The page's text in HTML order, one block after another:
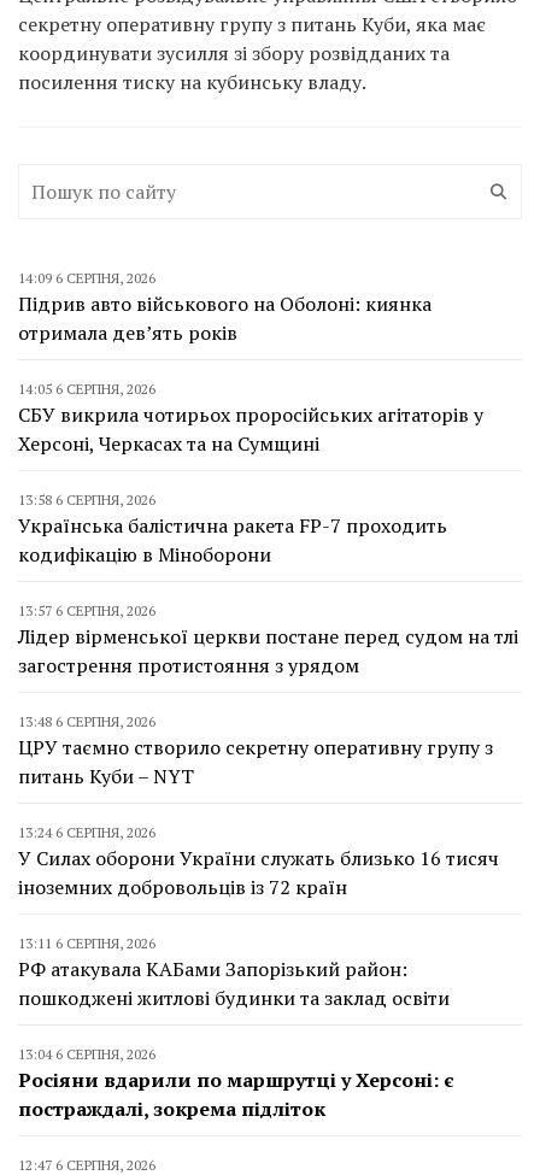
секретну оперативну групу з питань Куби, яка має
координувати зусилля зі збору розвідданих та
посилення тиску на кубинську владу.
14:09 6 СЕРПНЯ, 2026
Підрив авто військового на Оболоні: киянка
отримала дев’ять років
14:05 6 СЕРПНЯ, 2026
СБУ викрила чотирьох проросійських агітаторів у
Херсоні, Черкасах та на Сумщині
13:58 6 СЕРПНЯ, 2026
Українська балістична ракета FP-7 проходить
кодифікацію в Міноборони
13:57 6 СЕРПНЯ, 2026
Лідер вірменської церкви постане перед судом на тлі
загострення протистояння з урядом
13:48 6 СЕРПНЯ, 2026
ЦРУ таємно створило секретну оперативну групу з
питань Куби – NYT
13:24 6 СЕРПНЯ, 2026
У Силах оборони України служать близько 16 тисяч
іноземних добровольців із 72 країн
13:11 6 СЕРПНЯ, 2026
РФ атакувала КАБами Запорізький район:
пошкоджені житлові будинки та заклад освіти
13:04 6 СЕРПНЯ, 2026
Росіяни вдарили по маршрутці у Херсоні: є
постраждалі, зокрема підліток
12:47 6 СЕРПНЯ, 2026